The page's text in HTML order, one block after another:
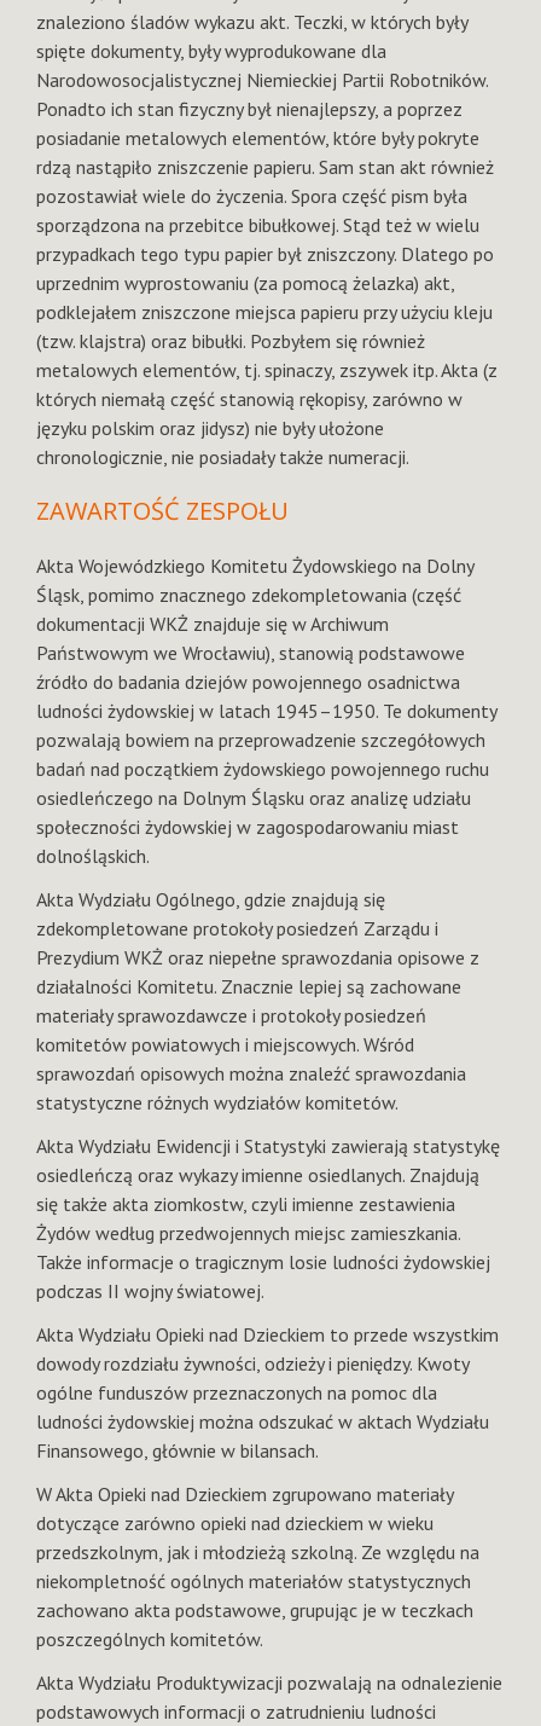
znaleziono śladów wykazu akt. Teczki, w których były
spięte dokumenty, były wyprodukowane dla
Narodowosocjalistycznej Niemieckiej Partii Robotników.
Ponadto ich stan fizyczny był nienajlepszy, a poprzez
posiadanie metalowych elementów, które były pokryte
rdzą nastąpiło zniszczenie papieru. Sam stan akt również
pozostawiał wiele do życzenia. Spora część pism była
sporządzona na przebitce bibułkowej. Stąd też w wielu
przypadkach tego typu papier był zniszczony. Dlatego po
uprzednim wyprostowaniu (za pomocą żelazka) akt,
podklejałem zniszczone miejsca papieru przy użyciu kleju
(tzw. klajstra) oraz bibułki. Pozbyłem się również
metalowych elementów, tj. spinaczy, zszywek itp. Akta (z
których niemałą część stanowią rękopisy, zarówno w
języku polskim oraz jidysz) nie były ułożone
chronologicznie, nie posiadały także numeracji.
ZAWARTOŚĆ ZESPOŁU
Akta Wojewódzkiego Komitetu Żydowskiego na Dolny
Śląsk, pomimo znacznego zdekompletowania (część
dokumentacji WKŻ znajduje się w Archiwum
Państwowym we Wrocławiu), stanowią podstawowe
źródło do badania dziejów powojennego osadnictwa
ludności żydowskiej w latach 1945–1950. Te dokumenty
pozwalają bowiem na przeprowadzenie szczegółowych
badań nad początkiem żydowskiego powojennego ruchu
osiedleńczego na Dolnym Śląsku oraz analizę udziału
społeczności żydowskiej w zagospodarowaniu miast
dolnośląskich.
Akta Wydziału Ogólnego, gdzie znajdują się
zdekompletowane protokoły posiedzeń Zarządu i
Prezydium WKŻ oraz niepełne sprawozdania opisowe z
działalności Komitetu. Znacznie lepiej są zachowane
materiały sprawozdawcze i protokoły posiedzeń
komitetów powiatowych i miejscowych. Wśród
sprawozdań opisowych można znaleźć sprawozdania
statystyczne różnych wydziałów komitetów.
Akta Wydziału Ewidencji i Statystyki zawierają statystykę
osiedleńczą oraz wykazy imienne osiedlanych. Znajdują
się także akta ziomkostw, czyli imienne zestawienia
Żydów według przedwojennych miejsc zamieszkania.
Także informacje o tragicznym losie ludności żydowskiej
podczas II wojny światowej.
Akta Wydziału Opieki nad Dzieckiem to przede wszystkim
dowody rozdziału żywności, odzieży i pieniędzy. Kwoty
ogólne funduszów przeznaczonych na pomoc dla
ludności żydowskiej można odszukać w aktach Wydziału
Finansowego, głównie w bilansach.
W Akta Opieki nad Dzieckiem zgrupowano materiały
dotyczące zarówno opieki nad dzieckiem w wieku
przedszkolnym, jak i młodzieżą szkolną. Ze względu na
niekompletność ogólnych materiałów statystycznych
zachowano akta podstawowe, grupując je w teczkach
poszczególnych komitetów.
Akta Wydziału Produktywizacji pozwalają na odnalezienie
podstawowych informacji o zatrudnieniu ludności